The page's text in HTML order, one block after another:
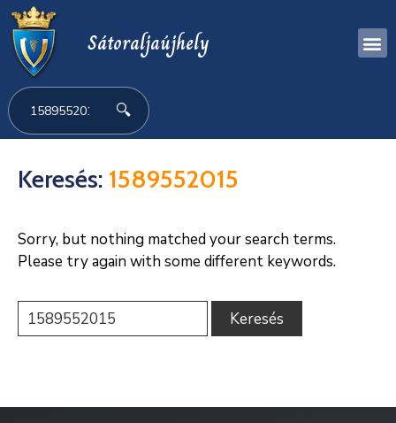
Sátoraljaújhely
🔍
Keresés: 1589552015
Sorry, but nothing matched your search terms.
Please try again with some different keywords.